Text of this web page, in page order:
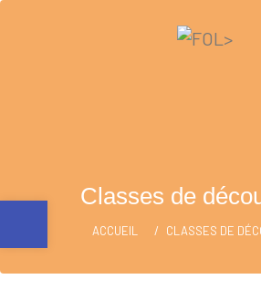
Classes de
ACCUEIL CLASSES DE
Ouvrir la barre